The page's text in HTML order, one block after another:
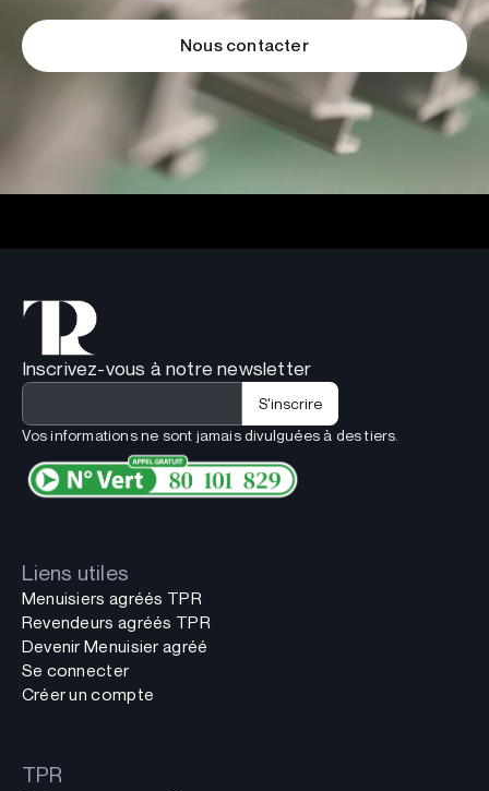
Nous contacter
Inscrivez-vous à notre newsletter
Vos informations ne sont jamais divulguées à des tiers.
Liens utiles
Menuisiers agréés TPR
Revendeurs agréés TPR
Devenir Menuisier agréé
Se connecter
Créer un compte
TPR